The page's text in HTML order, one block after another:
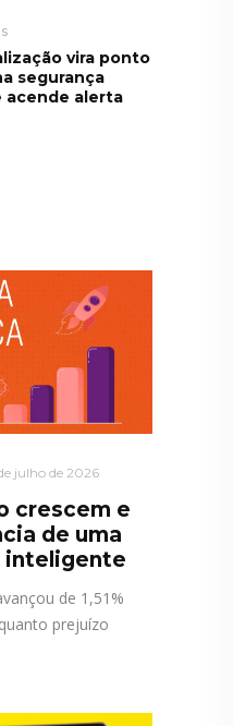
vira ponto
segurança
acende alerta
julho de 2026
crescem e
de uma
inteligente
de 1,51%
prejuízo